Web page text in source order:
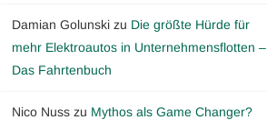
Damian Golunski zu Die größte Hürde für
mehr Elektroautos in Unternehmensflotten –
Das Fahrtenbuch
Nico Nuss zu Mythos als Game Changer?